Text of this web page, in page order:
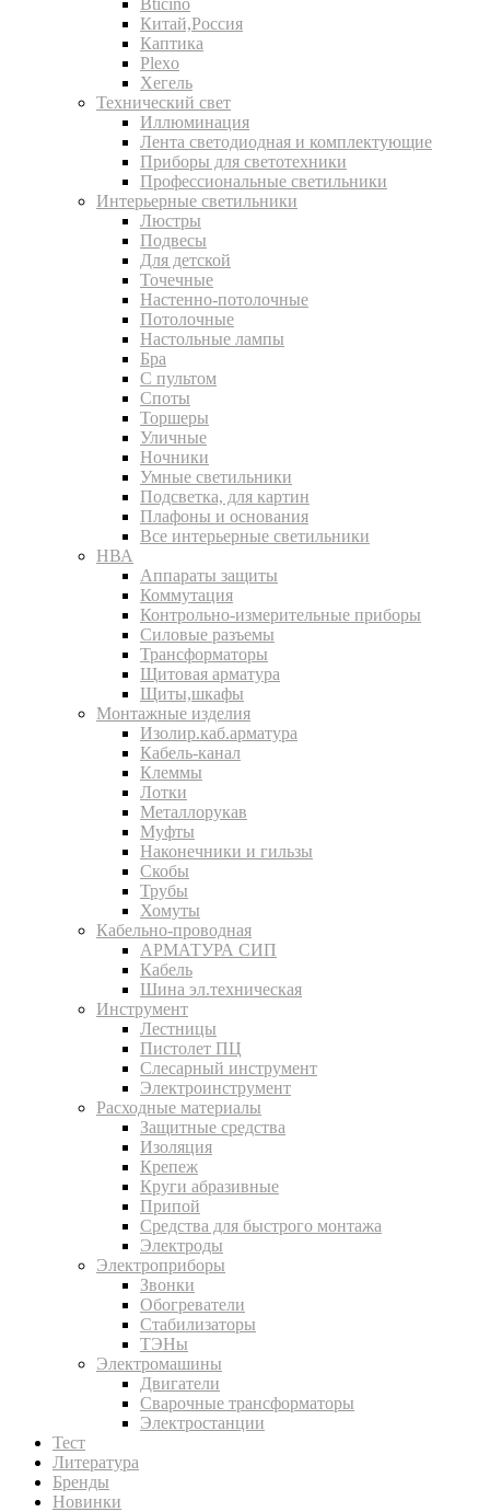
Bticino
Китай,Россия
Каптика
Plexo
Хегель
Технический свет
Иллюминация
Лента светодиодная и комплектующие
Приборы для светотехники
Профессиональные светильники
Интерьерные светильники
Люстры
Подвесы
Для детской
Точечные
Настенно-потолочные
Потолочные
Настольные лампы
Бра
С пультом
Споты
Торшеры
Уличные
Ночники
Умные светильники
Подсветка, для картин
Плафоны и основания
Все интерьерные светильники
НВА
Аппараты защиты
Коммутация
Контрольно-измерительные приборы
Силовые разъемы
Трансформаторы
Щитовая арматура
Щиты,шкафы
Монтажные изделия
Изолир.каб.арматура
Кабель-канал
Клеммы
Лотки
Металлорукав
Муфты
Наконечники и гильзы
Скобы
Трубы
Хомуты
Кабельно-проводная
АРМАТУРА СИП
Кабель
Шина эл.техническая
Инструмент
Лестницы
Пистолет ПЦ
Слесарный инструмент
Электроинструмент
Расходные материалы
Защитные средства
Изоляция
Крепеж
Круги абразивные
Припой
Средства для быстрого монтажа
Электроды
Электроприборы
Звонки
Обогреватели
Стабилизаторы
ТЭНы
Электромашины
Двигатели
Сварочные трансформаторы
Электростанции
Тест
Литература
Бренды
Новинки